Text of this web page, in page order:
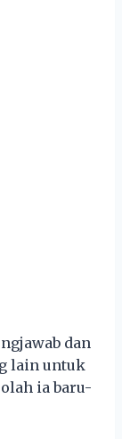
dan
lain untuk
ia baru-